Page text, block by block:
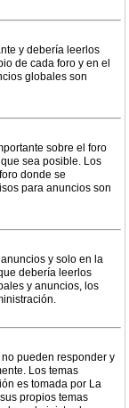
y debería leerlos
de cada foro y en el
globales son
sobre el foro
sea posible. Los
donde se
para anuncios son
y solo en la
debería leerlos
y anuncios, los
pueden responder y
Los temas
es tomada por La
propios temas